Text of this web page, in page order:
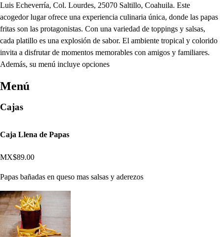
Luis Echeverría, Col. Lourdes, 25070 Saltillo, Coahuila. Este
acogedor lugar ofrece una experiencia culinaria única, donde las papas
fritas son las protagonistas. Con una variedad de toppings y salsas,
cada platillo es una explosión de sabor. El ambiente tropical y colorido
invita a disfrutar de momentos memorables con amigos y familiares.
Además, su menú incluye opciones
Menú
Cajas
Caja Llena de Papas
MX$89.00
Papas bañadas en queso mas salsas y aderezos